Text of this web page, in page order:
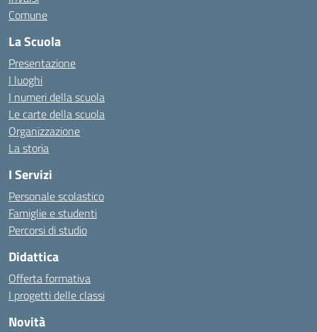
Comune
La Scuola
Presentazione
I luoghi
I numeri della scuola
Le carte della scuola
Organizzazione
La storia
I Servizi
Personale scolastico
Famiglie e studenti
Percorsi di studio
Didattica
Offerta formativa
I progetti delle classi
Novità